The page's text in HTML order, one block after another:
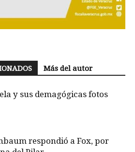
Más del autor
y sus demagógicas fotos
respondió a Fox, por